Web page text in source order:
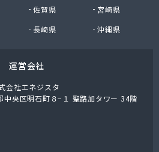
工場
佐賀県
宮崎県
長崎県
沖縄県
運営会社
会社エネジスタ
央区明石町８−１ 聖路加タワー 34階